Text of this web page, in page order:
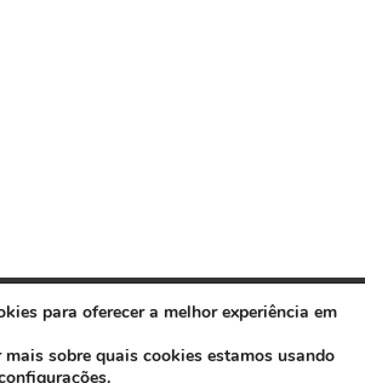
para oferecer a melhor experiência em
mais sobre quais cookies estamos usando
.